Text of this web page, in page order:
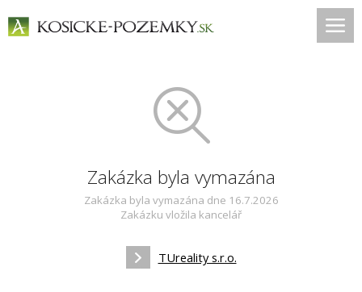
Zakázka byla vymazána
Zakázka byla vymazána dne 16.7.2026
Zakázku vložila kancelář
TUreality s.r.o.